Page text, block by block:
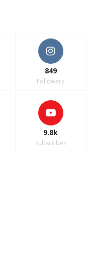
849
Followers
9.8k
Subscribes